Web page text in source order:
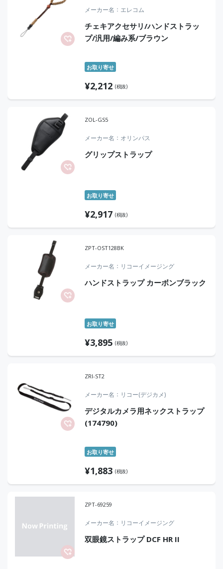
メーカー名 エレコム
チェキアクセサリ/ハンドストラッ
プ/汎用/編み系/ブラウン
お取り寄せ
¥2,212 (税抜)
ZOL-GS5
メーカー名 オリンパス
グリップストラップ
お取り寄せ
¥2,917 (税抜)
ZPT-OST128BK
メーカー名 リコーイメージング
ハンドストラップ カーボンブラック
お取り寄せ
¥3,895 (税抜)
ZRI-ST2
メーカー名 リコー(デジカメ)
デジタルカメラ用ネックストラップ
(174790)
お取り寄せ
¥1,883 (税抜)
ZPT-69259
メーカー名 リコーイメージング
双眼鏡ストラップ DCF HR II